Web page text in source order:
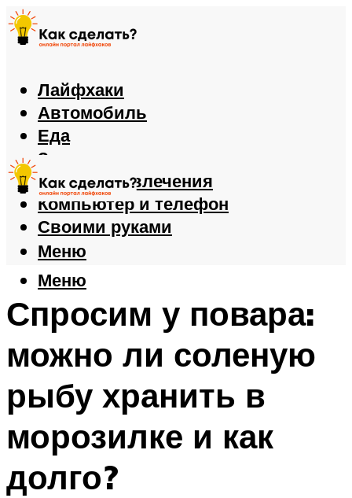
Лайфхаки
Автомобиль
Еда
Здоровье
Игры и развлечения
Компьютер и телефон
Своими руками
Меню
Меню
Спросим у повара:
можно ли соленую
рыбу хранить в
морозилке и как
долго?